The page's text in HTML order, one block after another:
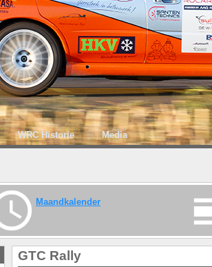
WRC Historie Media
Maandkalender
GTC Rally